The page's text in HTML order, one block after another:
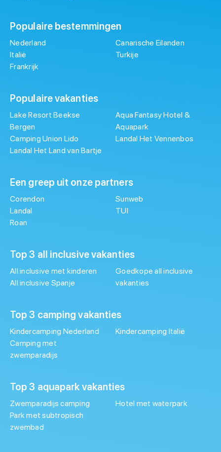
Populaire bestemmingen
Nederland
Italië
Frankrijk
Canarische Eilanden
Turkije
Populaire vakanties
Lake Resort Beekse
Bergen
Camping Union Lido
Landal Het Land van Bartje
Aqua Fantasy Hotel &
Aquapark
Landal Het Vennenbos
Een greep uit onze partners
Corendon
Landal
Roan
Sunweb
TUI
Top 3 all inclusive vakanties
All inclusive met kinderen
All inclusive Spanje
Goedkope all inclusive
vakanties
Top 3 camping vakanties
Kindercamping Nederland
Camping met
zwemparadijs
Kindercamping Italië
Top 3 aquapark vakanties
Zwemparadijs camping
Park met subtropisch
zwembad
Hotel met waterpark